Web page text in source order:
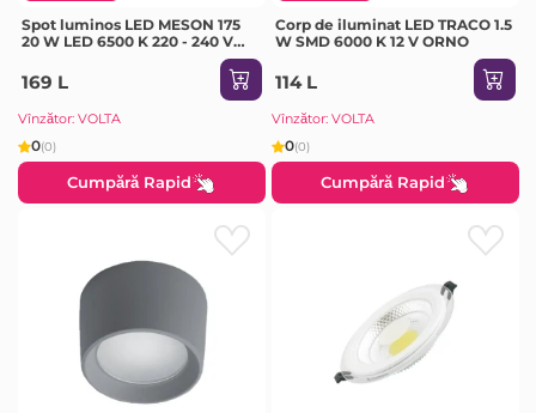
Spot luminos LED MESON 175
20 W LED 6500 K 220 - 240 V
169 L
Vînzător: VOLTA
0(0)
Cumpără Rapid
Corp de iluminat LED TRACO 1.5
W SMD 6000 K 12 V ORNO
114 L
Vînzător: VOLTA
0(0)
Cumpără Rapid